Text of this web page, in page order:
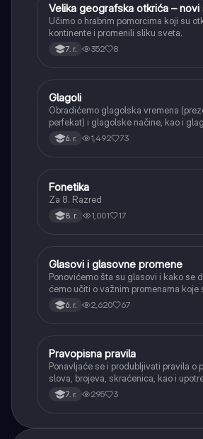
Istorija
Velika geografska otkrića –
Učimo o hrabrim pomorcima koji su
kontinente i promenili sliku sveta.
7. r. 352 8
Srpski jezik
Glagoli
Obradićemo glagolska vremena
perfekat) i glagolske načine, kao i
(infinitiv, glagolski pridevi i prilozi) i
(svršeni i nesvršeni).
6. r. 1,492 73
Srpski jezik
Fonetika
Za 8. Razred
8. r. 1,001 17
Srpski jezik
Glasovi i glasovne promene
Ponovićemo šta su glasovi i kako se
ćemo učiti o važnim promenama koje
kada se glasovi nađu jedan pored
(npr. jednačenje suglasnika po
6. r. 2,620 67
Srpski jezik
Pravopisna pravila
Ponavljaće se i produbljivati pravila o
slova, brojeva, skraćenica, kao i
interpunkcije, sa posebnim fokusom
složenoj rečenici.
7. r. 295 3